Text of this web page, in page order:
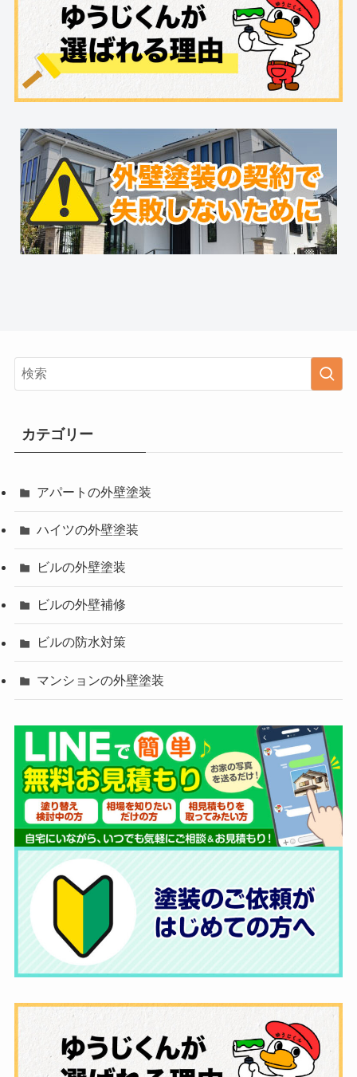
カテゴリー
アパートの外壁塗装
ハイツの外壁塗装
ビルの外壁塗装
ビルの外壁補修
ビルの防水対策
マンションの外壁塗装